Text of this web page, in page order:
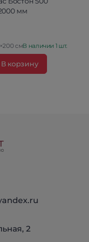
мм
смВ наличии 1 шт.
В корзину
2